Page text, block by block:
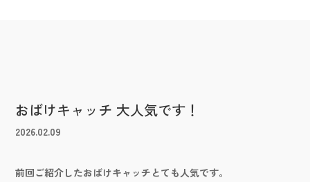
おばけキャッチ 大人気です！
2026.02.09
前回ご紹介したおばけキャッチとても人気です。